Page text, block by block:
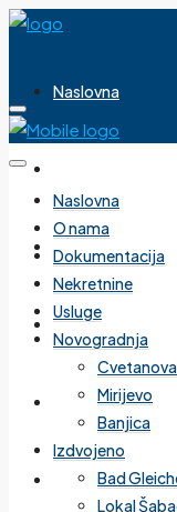
Naslovna
Dokumentacija
Nekretnine
Usluge
Novogradnja
Naslovna
O nama
Dokumentacija
Nekretnine
Usluge
Novogradnja
Mirijevo
Banjica
Izdvojeno
Bad
Lokal